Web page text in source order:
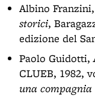
Albino Franzini,
storici,
edizione del
Paolo Guidotti,
CLUEB, 1982,
una